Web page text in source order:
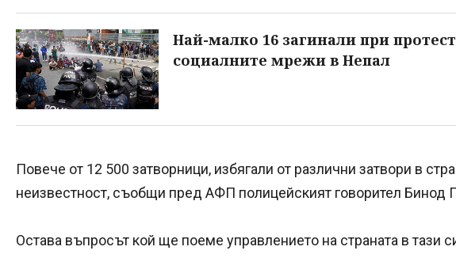
Най-малко 16 загинали при
социалните мрежи в Непал
Повече от 12 500 затворници, избягали от различни затвори в
неизвестност, съобщи пред АФП полицейският говорител Бинод
Остава въпросът кой ще поеме управлението на страната в тази